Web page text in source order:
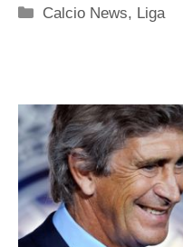
Categorie
Calcio News, Liga